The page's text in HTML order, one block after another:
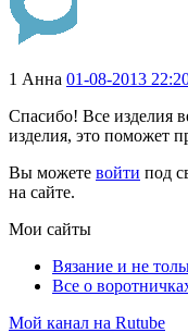
1 Анна 01-08-2013
Спасибо! Все изделия
изделия, это поможет
Вы можете войти под
на сайте.
Мои сайты
Вязание и не
Все о
Мой канал на Rutube